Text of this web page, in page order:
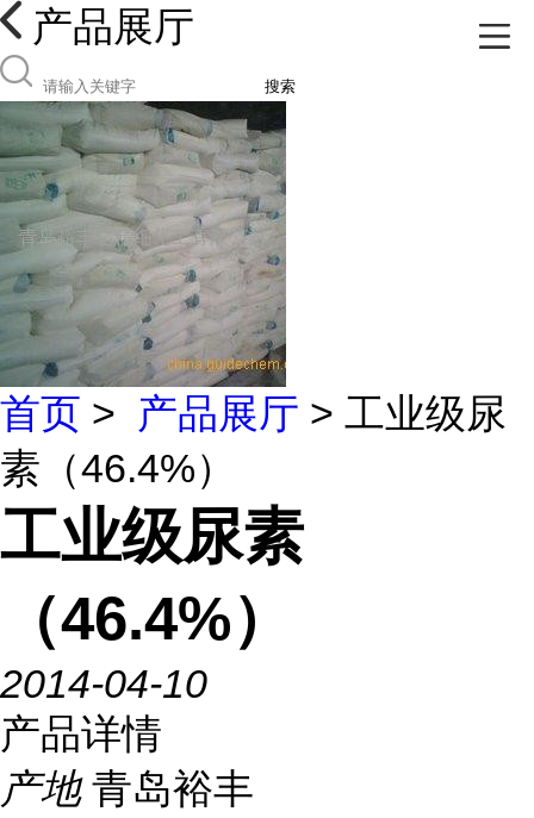
产品展厅
搜索
首页 > 产品展厅 > 工业级尿
素（46.4%）
工业级尿素
（46.4%）
2014-04-10
产品详情
产地 青岛裕丰